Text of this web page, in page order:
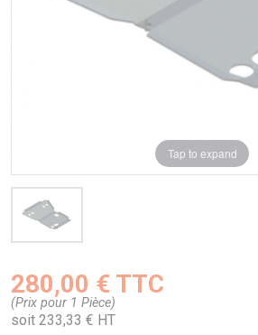
Tap to expand
280,00 € TTC
(Prix pour 1 Pièce)
soit 233,33 € HT